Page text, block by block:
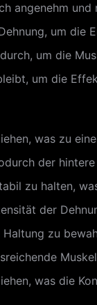
angenehm
um die
um die
um die
was zu
der
zu halten,
der
zu
was die